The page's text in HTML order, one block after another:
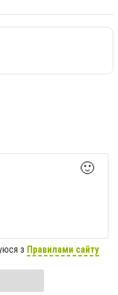
🙂
з Правилами сайту